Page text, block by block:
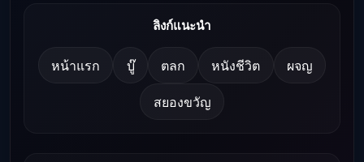
ลิงก์แนะนำ
หน้าแรก บู๊ ตลก หนังชีวิต ผจญ
สยองขวัญ